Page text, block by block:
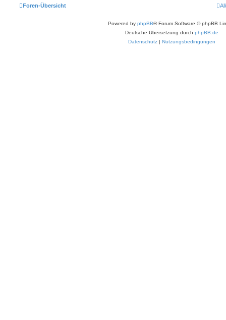
Foren-Übersicht
Powered by phpBB® Forum Software © phpBB
Deutsche Übersetzung durch phpBB.de
Datenschutz | Nutzungsbedingungen